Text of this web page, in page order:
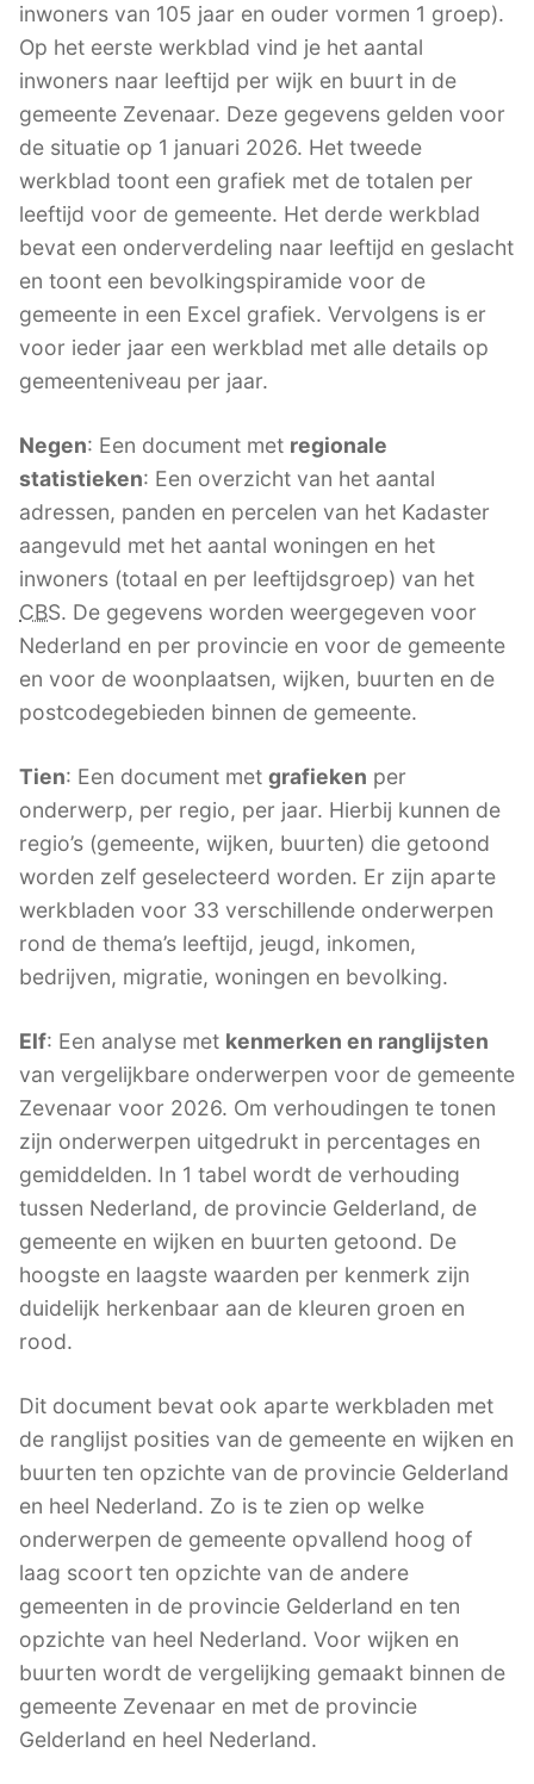
inwoners van 105 jaar en ouder vormen 1 groep).
Op het eerste werkblad vind je het aantal
inwoners naar leeftijd per wijk en buurt in de
gemeente Zevenaar. Deze gegevens gelden voor
de situatie op 1 januari 2026. Het tweede
werkblad toont een grafiek met de totalen per
leeftijd voor de gemeente. Het derde werkblad
bevat een onderverdeling naar leeftijd en geslacht
en toont een bevolkingspiramide voor de
gemeente in een Excel grafiek. Vervolgens is er
voor ieder jaar een werkblad met alle details op
gemeenteniveau per jaar.
Negen: Een document met regionale
statistieken: Een overzicht van het aantal
adressen, panden en percelen van het Kadaster
aangevuld met het aantal woningen en het
inwoners (totaal en per leeftijdsgroep) van het
CBS. De gegevens worden weergegeven voor
Nederland en per provincie en voor de gemeente
en voor de woonplaatsen, wijken, buurten en de
postcodegebieden binnen de gemeente.
Tien: Een document met grafieken per
onderwerp, per regio, per jaar. Hierbij kunnen de
regio’s (gemeente, wijken, buurten) die getoond
worden zelf geselecteerd worden. Er zijn aparte
werkbladen voor 33 verschillende onderwerpen
rond de thema’s leeftijd, jeugd, inkomen,
bedrijven, migratie, woningen en bevolking.
Elf: Een analyse met kenmerken en ranglijsten
van vergelijkbare onderwerpen voor de gemeente
Zevenaar voor 2026. Om verhoudingen te tonen
zijn onderwerpen uitgedrukt in percentages en
gemiddelden. In 1 tabel wordt de verhouding
tussen Nederland, de provincie Gelderland, de
gemeente en wijken en buurten getoond. De
hoogste en laagste waarden per kenmerk zijn
duidelijk herkenbaar aan de kleuren groen en
rood.
Dit document bevat ook aparte werkbladen met
de ranglijst posities van de gemeente en wijken en
buurten ten opzichte van de provincie Gelderland
en heel Nederland. Zo is te zien op welke
onderwerpen de gemeente opvallend hoog of
laag scoort ten opzichte van de andere
gemeenten in de provincie Gelderland en ten
opzichte van heel Nederland. Voor wijken en
buurten wordt de vergelijking gemaakt binnen de
gemeente Zevenaar en met de provincie
Gelderland en heel Nederland.